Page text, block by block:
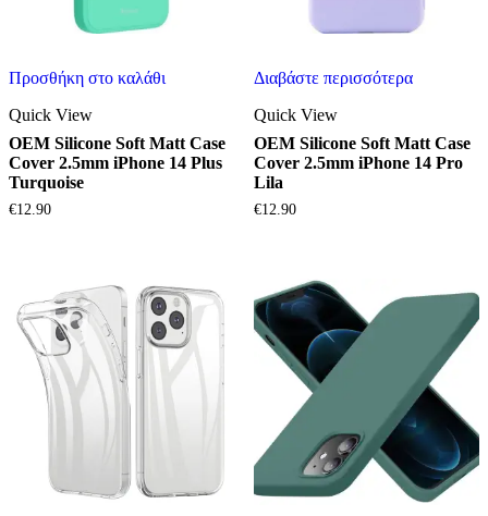
Προσθήκη στο καλάθι
Quick View
OEM Silicone Soft Matt Case
Cover 2.5mm iPhone 14 Plus
Turquoise
€12.90
Διαβάστε περισσότερα
Quick View
OEM Silicone Soft Matt Case
Cover 2.5mm iPhone 14 Pro
Lila
€12.90